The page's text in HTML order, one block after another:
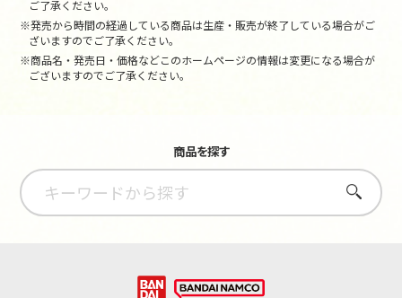
ご了承ください。
※発売から時間の経過している商品は生産・販売が終了している場合がご
ざいますのでご了承ください。
※商品名・発売日・価格などこのホームページの情報は変更になる場合が
ございますのでご了承ください。
商品を探す
さがす